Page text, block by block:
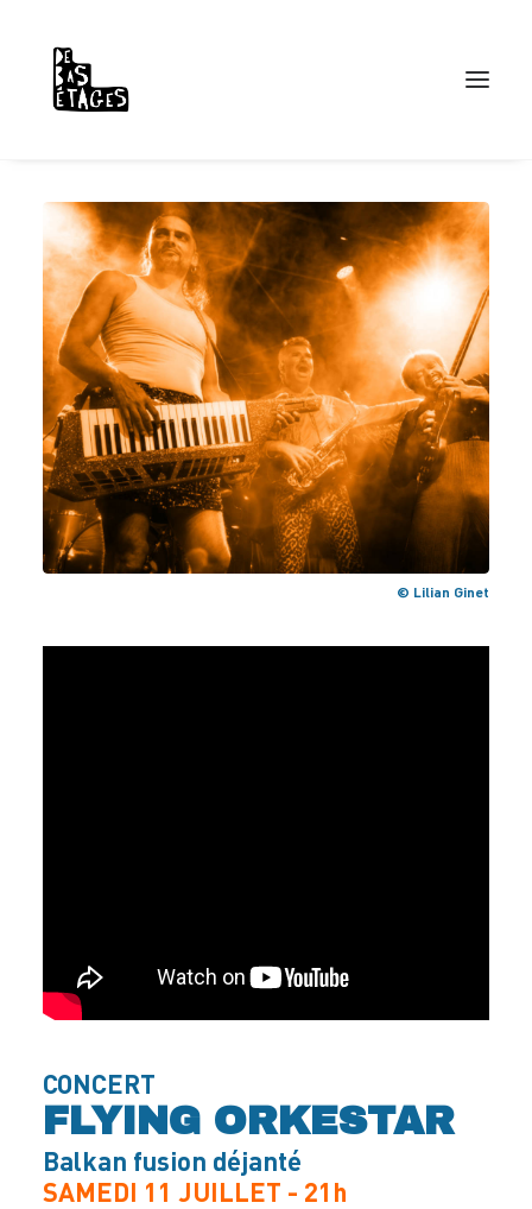
PLACES PUBLIQUES
RÉSIDENCES
LE BALABAR
© Lilian Ginet
CONCERT
FLYING ORKESTAR
Balkan fusion déjanté
SAMEDI 11 JUILLET - 21h